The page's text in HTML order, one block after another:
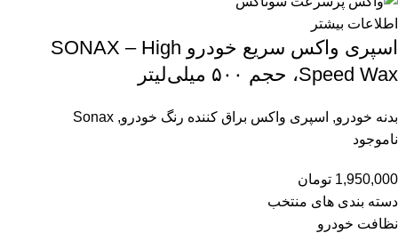
اطلاعات بیشتر
اسپری واکس سریع خودرو SONAX – High
Speed Wax، حجم ۵۰۰ میلی‌لیتر
بدنه خودرو, اسپری واکس براق کننده رنگ خودرو,
Sonax
ناموجود
1,950,000 تومان
دسته بندی های منتخب
نظافت خودرو